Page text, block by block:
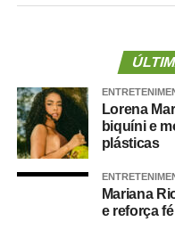
Ela reúne dois
muscular. Além de
quedas, diabetes e
evidências mostram que
estar associada a maior
O que a
Lorena
biquíni e
plásticas
Mariana
e reforça